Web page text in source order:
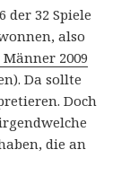
32 Spiele
also
2009
Da sollte
Doch
die an